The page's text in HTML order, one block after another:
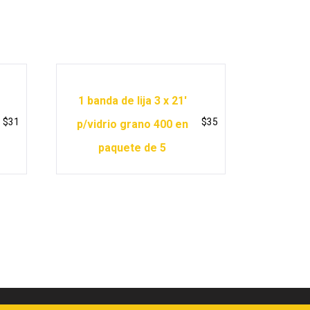
$31
1 banda de lija 3 x 21′
p/vidrio grano 400 en
paquete de 5
$35